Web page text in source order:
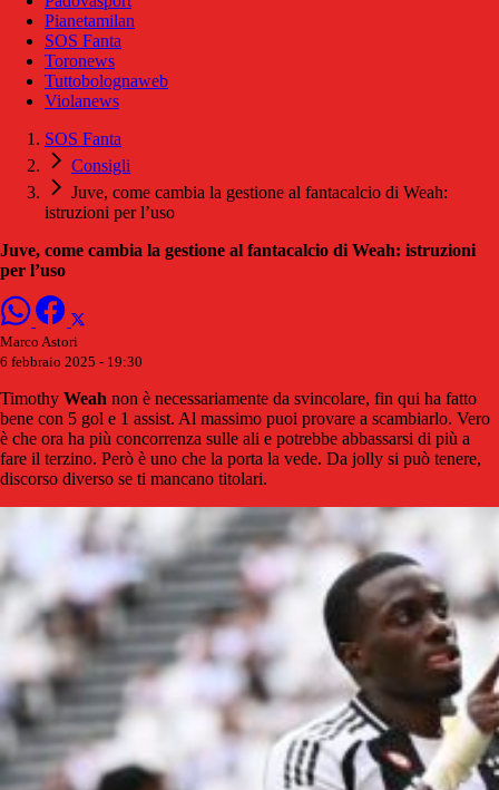
Pianetamilan
SOS Fanta
Toronews
Tuttobolognaweb
Violanews
SOS Fanta
Consigli
Juve, come cambia la gestione al fantacalcio di Weah:
istruzioni per l’uso
Juve, come cambia la gestione al fantacalcio di Weah: istruzioni
per l’uso
Marco Astori
6 febbraio 2025 - 19:30
Timothy Weah non è necessariamente da svincolare, fin qui ha fatto
bene con 5 gol e 1 assist. Al massimo puoi provare a scambiarlo. Vero
è che ora ha più concorrenza sulle ali e potrebbe abbassarsi di più a
fare il terzino. Però è uno che la porta la vede. Da jolly si può tenere,
discorso diverso se ti mancano titolari.